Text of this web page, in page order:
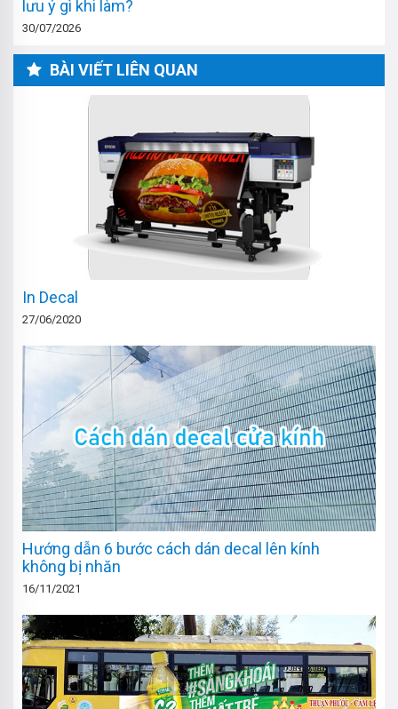
lưu ý gì khi làm?
30/07/2026
BÀI VIẾT LIÊN QUAN
In Decal
27/06/2020
Hướng dẫn 6 bước cách dán decal lên kính
không bị nhăn
16/11/2021